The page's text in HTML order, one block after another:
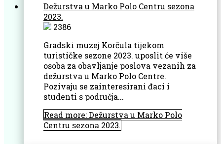
Dežurstva u Marko Polo Centru sezona
2023.
2386
Gradski muzej Korčula tijekom
turističke sezone 2023. uposlit će više
osoba za obavljanje poslova vezanih za
dežurstva u Marko Polo Centre.
Pozivaju se zainteresirani đaci i
studenti s područja...
Read more: Dežurstva u Marko Polo
Centru sezona 2023.